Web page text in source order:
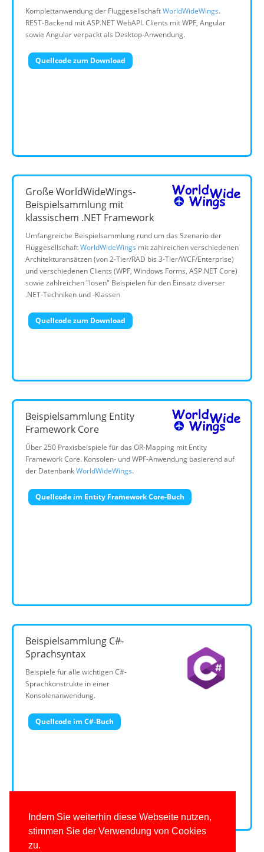
Indem Sie weiterhin diese Webseite nutzen,
stimmen Sie der Verwendung von Cookies
zu.
Komplettanwendung der FluggesellschaftWorldWideWings.
REST-Backend mit ASP.NET WebAPI. Clients mit WPF, Angular
sowie Angular verpackt als Desktop-Anwendung.
Quellcode zum Download
Große WorldWideWings-
Beispielsammlung mit
klassischem .NET Framework
Umfangreiche Beispielsammlung rund um das Szenario der
FluggesellschaftWorldWideWings mit zahlreichen verschiedenen
Architekturansätzen (von 2-Tier/RAD bis 3-Tier/WCF/Enterprise)
und verschiedenen Clients (WPF, Windows Forms, ASP.NET Core)
sowie zahlreichen "losen" Beispielen für den Einsatz diverser
.NET-Techniken und -Klassen
Quellcode zum Download
Beispielsammlung Entity
Framework Core
Über 250 Praxisbeispiele für das OR-Mapping mit Entity
Framework Core. Konsolen- und WPF-Anwendung basierend auf
der DatenbankWorldWideWings.
Quellcode im Entity Framework Core-Buch
Beispielsammlung C#-
Sprachsyntax
Beispiele für alle wichtigen C#-
Sprachkonstrukte in einer
Konsolenanwendung.
Quellcode im C#-Buch